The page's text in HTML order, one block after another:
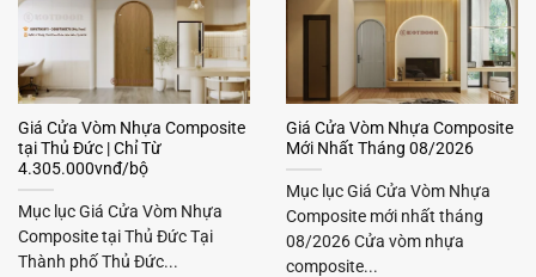
Giá Cửa Vòm Nhựa Composite
tại Thủ Đức | Chỉ Từ
4.305.000vnđ/bộ
Mục lục Giá Cửa Vòm Nhựa
Composite tại Thủ Đức Tại
Thành phố Thủ Đức...
Giá Cửa Vòm Nhựa Composite
Mới Nhất Tháng 08/2026
Mục lục Giá Cửa Vòm Nhựa
Composite mới nhất tháng
08/2026 Cửa vòm nhựa
composite...